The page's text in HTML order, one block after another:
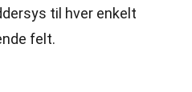
til hver enkelt
felt.